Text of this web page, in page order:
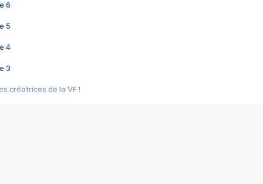
6
5
4
3
créatrices de la VF !